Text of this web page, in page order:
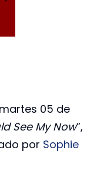
05 de
See My Now”,
por Sophie